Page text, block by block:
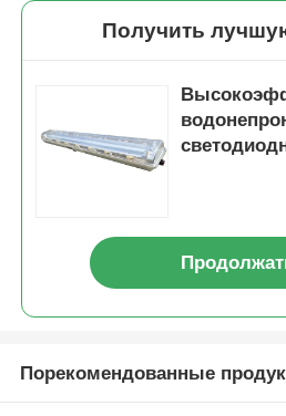
Получить
Порекомендованные